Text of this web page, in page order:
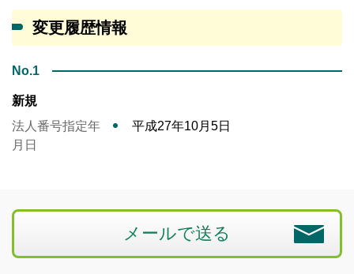
変更履歴情報
No.1
新規
法人番号指定年
月日
平成27年10月5日
メールで送る